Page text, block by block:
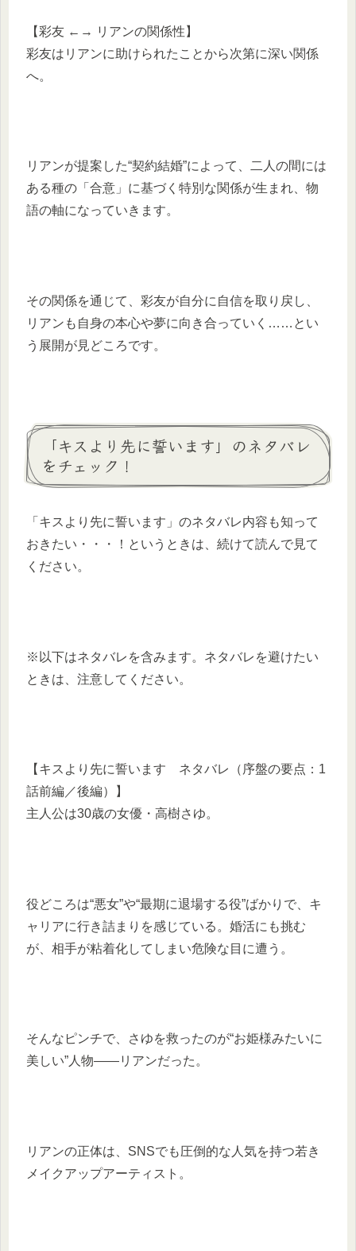
【彩友 ←→ リアンの関係性】
彩友はリアンに助けられたことから次第に深い関係
へ。
リアンが提案した“契約結婚”によって、二人の間には
ある種の「合意」に基づく特別な関係が生まれ、物
語の軸になっていきます。
その関係を通じて、彩友が自分に自信を取り戻し、
リアンも自身の本心や夢に向き合っていく……とい
う展開が見どころです。
「キスより先に誓います」のネタバレ
をチェック！
「キスより先に誓います」のネタバレ内容も知って
おきたい・・・！というときは、続けて読んで見て
ください。
※以下はネタバレを含みます。ネタバレを避けたい
ときは、注意してください。
【キスより先に誓います ネタバレ（序盤の要点：1
話前編／後編）】
主人公は30歳の女優・高樹さゆ。
役どころは“悪女”や“最期に退場する役”ばかりで、キ
ャリアに行き詰まりを感じている。婚活にも挑む
が、相手が粘着化してしまい危険な目に遭う。
そんなピンチで、さゆを救ったのが“お姫様みたいに
美しい”人物――リアンだった。
リアンの正体は、SNSでも圧倒的な人気を持つ若き
メイクアップアーティスト。